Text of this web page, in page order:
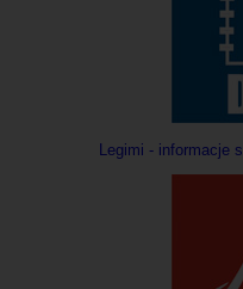
Legimi - informacje